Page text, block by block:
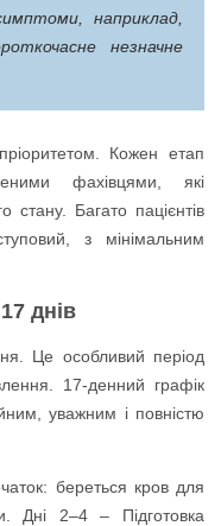
наприклад,
незначне
Кожен етап
фахівцями, які
стану. Багато пацієнтів
з мінімальним
днів
Це особливий період
17-денний графік
уважним і повністю